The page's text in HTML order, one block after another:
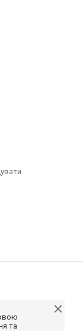
та